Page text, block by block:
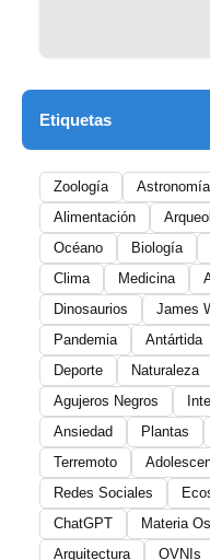
Etiquetas
Zoología Astronomía
Alimentación
Océano
Biología
Clima
Medicina
Dinosaurios
James
Pandemia
Antártida
Deporte
Naturaleza
Agujeros Negros
Ansiedad
Plantas
Terremoto
Redes Sociales
ChatGPT
Materia
Arquitectura
OVNIs